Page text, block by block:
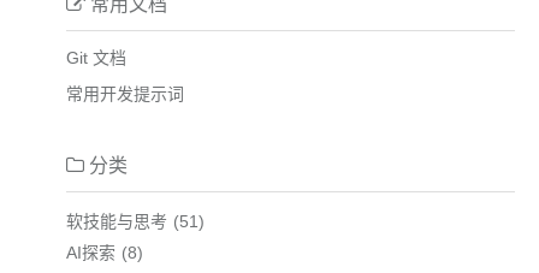
Git 文档
常用开发提示词
分类
软技能与思考
51
AI探索
8